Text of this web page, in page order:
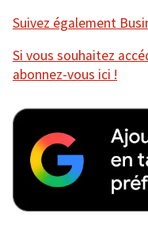
Suivez également
Si vous souhaitez
abonnez-vous ici !